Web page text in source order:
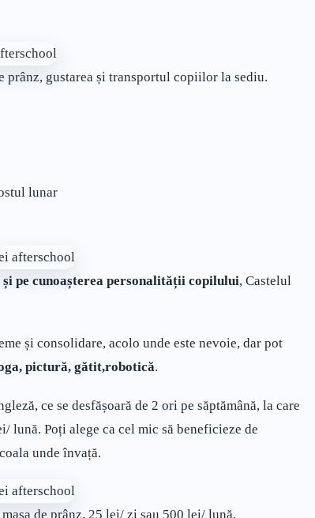
prânz, gustarea și transportul copiilor la sediu.
lunar
pe cunoașterea personalității copilului, Castelul
și consolidare, acolo unde este nevoie, dar pot
pictură, gătit,robotică.
ce se desfășoară de 2 ori pe săptămână, la care
lună. Poți alege ca cel mic să beneficieze de
unde învață.
de prânz, 25 lei/ zi sau 500 lei/ lună.